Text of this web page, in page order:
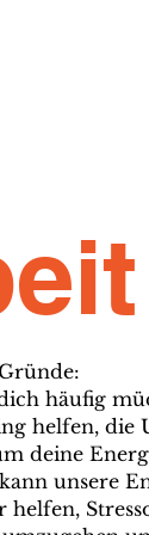
häufig
helfen,
deine
unsere